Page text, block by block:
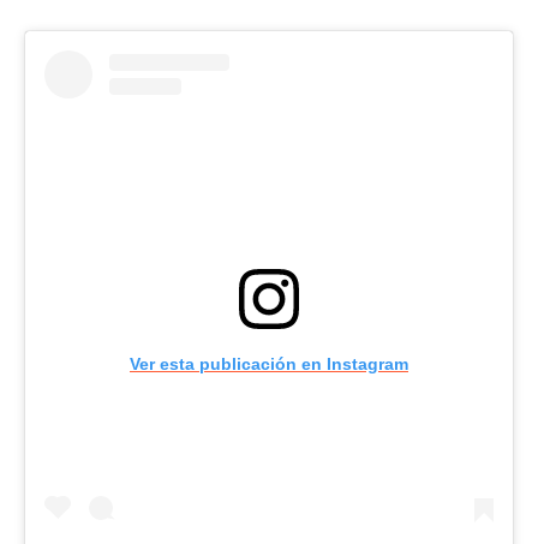
Ver esta publicación en Instagram